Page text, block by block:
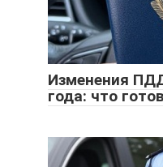
Изменения
года: что